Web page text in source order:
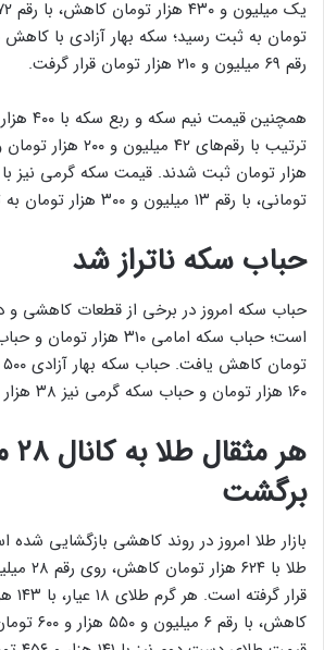
رقم ۶۹ میلیون و ۲۱۰ هزار تومان قرار گرفت.
همچنین
تومانی، با رقم ۱۳ میلیون و ۳۰۰ هزار تومان به ثبت رسید.
حباب سکه ناتراز شد
حباب سکه امروز در برخی از قطعات کاهشی و
۱۶۰ هزار تومان و حباب سکه گرمی نیز ۳۸ هزار تومان افزایش داشت.
برگشت
بازار طلا امروز در روند کاهشی بازگشایی
کاهش، با